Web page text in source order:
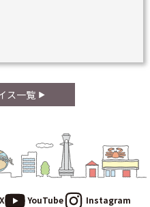
ス一覧
X YouTube
Instagram